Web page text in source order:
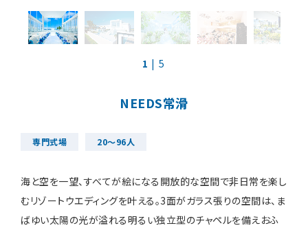
会場別見積例
安さの秘密
1 | 5
NEEDS常滑
専門式場 20～96人
海と空を一望、すべてが絵になる開放的な空間で非日常を楽し
むリゾートウエディングを叶える。3面がガラス張りの空間は、ま
ばゆい太陽の光が溢れる明るい独立型のチャペルを備えおふ